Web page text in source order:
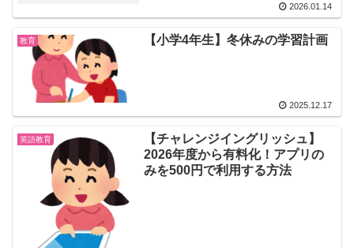
2026.01.14
教育 【小学4年生】冬休みの学習計画
2025.12.17
英語教育
【チャレンジイングリッシュ】
2026年度から有料化！アプリの
みを500円で利用する方法